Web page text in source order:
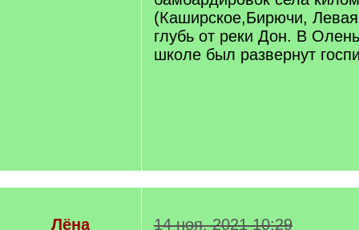
(Каширское,Бирючи,
глубь от реки Дон. В
школе был развернут
Лёна 14 ноя. 2021 10:29